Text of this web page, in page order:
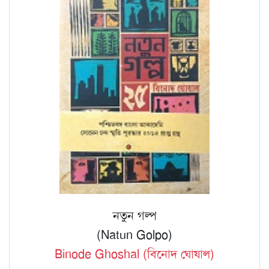
নতুন গল্প
(Natun Golpo)
Binode Ghoshal (বিনোদ ঘোষাল)